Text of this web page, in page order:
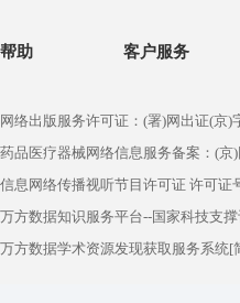
帮助 客户服务
网络出版服务许可证：(署)网出证(京)
药品医疗器械网络信息服务备案：(京
信息网络传播视听节目许可证 许可证
万方数据知识服务平台--国家科技支
万方数据学术资源发现获取服务系统[